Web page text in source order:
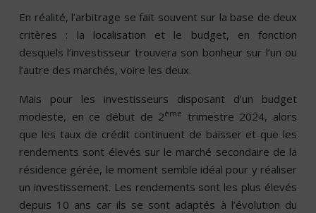
En réalité, l’arbitrage se fait souvent sur la base de deux
critères : la localisation et le budget, en fonction
desquels l’investisseur trouvera son bonheur sur l’un ou
l’autre des marchés, voire les deux.
Mais pour les investisseurs disposant d’un budget
modeste, en ce début de 2ème
trimestre 2024, alors
que les taux de crédit continuent de baisser et que les
rendements sont élevés sur le marché secondaire de la
résidence gérée, le moment semble idéal pour y réaliser
un investissement. Les rendements sont les plus élevés
depuis 10 ans car ils se sont adaptés à l’évolution du